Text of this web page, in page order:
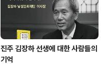
진주 김장하 선생에 대한 사람들의
기억